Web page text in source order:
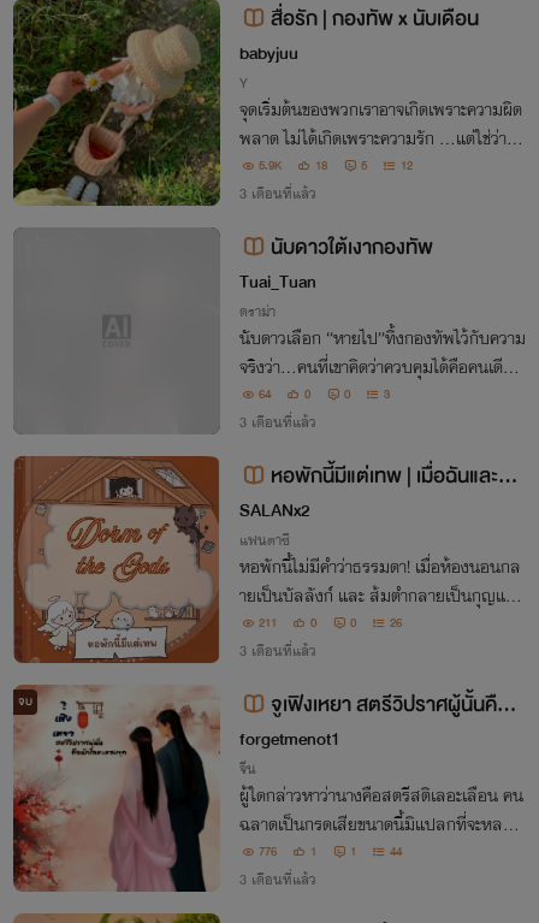
สื่อรัก | กองทัพ x นับเดือน
babyjuu
Y
จุดเริ่มต้นของพวกเราอาจเกิดเพราะความผิด
พลาด ไม่ได้เกิดเพราะความรัก …แต่ใช่ว่าหลั
งจากนี้เราจะลองรักกันไม่ได้เสียหน่อยนี่นา
5.9K 18 5 12
3 เดือนที่แล้ว
นับดาวใต้เงากองทัพ
Tuai_Tuan
ดราม่า
นับดาวเลือก “หายไป”ทิ้งกองทัพไว้กับความ
จริงว่า…คนที่เขาคิดว่าควบคุมได้คือคนเดียว
ที่เขาควบคุมไม่ได้เลย
64 0 0 3
3 เดือนที่แล้ว
หอพักนี้มีแต่เทพ | เมื่อฉันและกอ
งทัพน้องก้อนต้องเปิด โรงเตี้ยมรับแ
ขกจากต่างดาว!
SALANx2
แฟนตาซี
หอพักนี้ไม่มีคำว่าธรรมดา! เมื่อห้องนอนกล
ายเป็นบัลลังก์ และ ส้มตำกลายเป็นกุญแจสู่
จักรวาล... มาร่วมเปิดตำนานความนัว ที่แม้
แต่เอเลี่ยนยังต้องต่อคิว! #โครตกาววว #โคร
211 0 0 26
3 เดือนที่แล้ว
จบ
จูเฟิงเหยา สตรีวิปราศผู้นั้นคือนั
กโลหะหลงยุค
forgetmenot1
จีน
ผู้ใดกล่าวหาว่านางคือสตรีสติเลอะเลือน คน
ฉลาดเป็นกรดเสียขนาดนี้มิแปลกที่จะหลอก
คนโง่อย่างพวกเจ้าได้
776 1 1 44
3 เดือนที่แล้ว